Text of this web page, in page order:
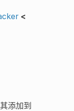
<
添加到